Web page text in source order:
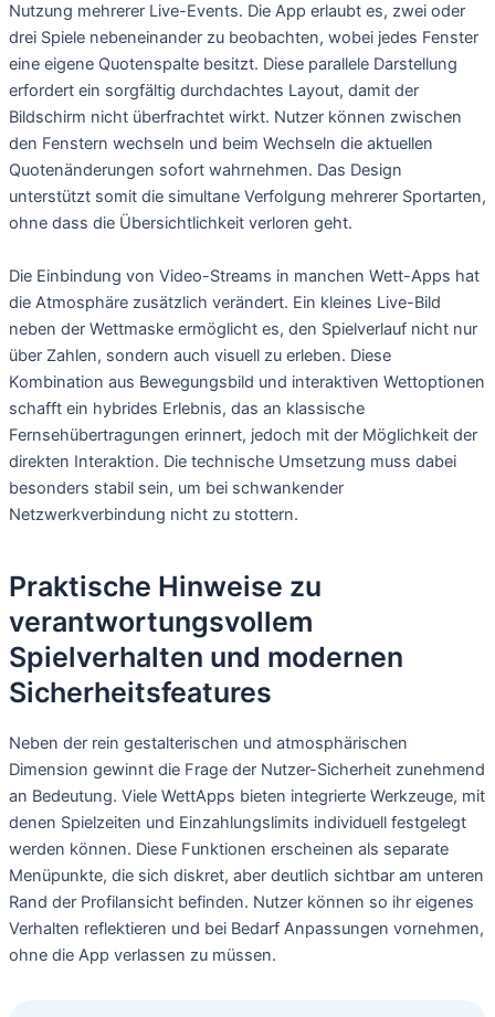
Nutzung mehrerer Live-Events. Die App erlaubt es, zwei oder
drei Spiele nebeneinander zu beobachten, wobei jedes Fenster
eine eigene Quotenspalte besitzt. Diese parallele Darstellung
erfordert ein sorgfältig durchdachtes Layout, damit der
Bildschirm nicht überfrachtet wirkt. Nutzer können zwischen
den Fenstern wechseln und beim Wechseln die aktuellen
Quotenänderungen sofort wahrnehmen. Das Design
unterstützt somit die simultane Verfolgung mehrerer Sportarten,
ohne dass die Übersichtlichkeit verloren geht.
Die Einbindung von Video-Streams in manchen Wett-Apps hat
die Atmosphäre zusätzlich verändert. Ein kleines Live-Bild
neben der Wettmaske ermöglicht es, den Spielverlauf nicht nur
über Zahlen, sondern auch visuell zu erleben. Diese
Kombination aus Bewegungsbild und interaktiven Wettoptionen
schafft ein hybrides Erlebnis, das an klassische
Fernsehübertragungen erinnert, jedoch mit der Möglichkeit der
direkten Interaktion. Die technische Umsetzung muss dabei
besonders stabil sein, um bei schwankender
Netzwerkverbindung nicht zu stottern.
Praktische Hinweise zu
verantwortungsvollem
Spielverhalten und modernen
Sicherheitsfeatures
Neben der rein gestalterischen und atmosphärischen
Dimension gewinnt die Frage der Nutzer-Sicherheit zunehmend
an Bedeutung. Viele WettApps bieten integrierte Werkzeuge, mit
denen Spielzeiten und Einzahlungslimits individuell festgelegt
werden können. Diese Funktionen erscheinen als separate
Menüpunkte, die sich diskret, aber deutlich sichtbar am unteren
Rand der Profilansicht befinden. Nutzer können so ihr eigenes
Verhalten reflektieren und bei Bedarf Anpassungen vornehmen,
ohne die App verlassen zu müssen.